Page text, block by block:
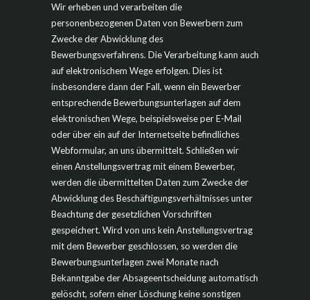
Wir erheben und verarbeiten die
personenbezogenen Daten von Bewerbern zum
Zwecke der Abwicklung des
Bewerbungsverfahrens. Die Verarbeitung kann auch
auf elektronischem Wege erfolgen. Dies ist
insbesondere dann der Fall, wenn ein Bewerber
entsprechende Bewerbungsunterlagen auf dem
elektronischen Wege, beispielsweise per E-Mail
oder über ein auf der Internetseite befindliches
Webformular, an uns übermittelt. Schließen wir
einen Anstellungsvertrag mit einem Bewerber,
werden die übermittelten Daten zum Zwecke der
Abwicklung des Beschäftigungsverhältnisses unter
Beachtung der gesetzlichen Vorschriften
gespeichert. Wird von uns kein Anstellungsvertrag
mit dem Bewerber geschlossen, so werden die
Bewerbungsunterlagen zwei Monate nach
Bekanntgabe der Absageentscheidung automatisch
gelöscht, sofern einer Löschung keine sonstigen